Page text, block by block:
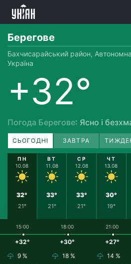
Берегове
Бахчисарайський район,
Україна
+32°
Погода Берегове: Ясно і
СЬОГОДНІ ЗАВТРА
ПН
10.08
32°
21°
ВТ
11.08
33°
21°
СР
12.08
33°
21°
ЧТ
13.08
30°
19°
15:00
+32°
9 %
18:00
+30°
18 %
21:00
+27°
14 %